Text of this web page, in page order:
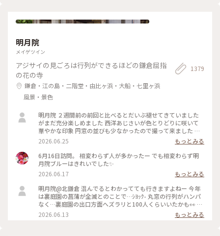
明月院
メイゲツイン
アジサイの見ごろは行列ができるほどの鎌倉屈指
の花の寺
鎌倉・江の島・二階堂・由比ヶ浜・大船・七里ヶ浜
風景・景色
1379
明月院 ２週間前の前回と比べるとだいぶ褪せてきていました
がまだ充分楽しめました 西洋あじさいが色とりどりに咲いて
華やかな印象 円窓の並びも少なかったので撮って来ました 裏
庭園の菖蒲の復活を願います
2026.06.25
もっとみる
6月16日訪問。 相変わらず人が多かったー でも相変わらず明
月院ブルーはきれいでした✨
2026.06.17
もっとみる
明月院@北鎌倉 混んでるとわかってても行きますよねー 今年
は裏庭園の菖蒲が全滅とのことで…ｼﾖｯｸ- 丸窓の行列がハンパ
なく…裏庭園の出口方面へズラリと100人くらいいたかも👀 装
飾のあじさいがとても素敵だったのでそりゃー撮りたくなりま
すよねー(ﾜｶﾙｰ) 写真もなかなか撮りづらいほどの人混み 急な方
2026.06.13 もっとみる